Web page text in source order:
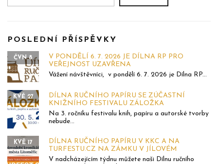
POSLEDNÍ PŘÍSPĚVKY
V PONDĚLÍ 6. 7. 2026 JE DÍLNA RP PRO
VEŘEJNOST UZAVŘENA
ČVN 8
Vážení návštěvníci, v pondělí 6. 7. 2026 je Dílna RP...
DÍLNA RUČNÍHO PAPÍRU SE ZÚČASTNÍ
KNIŽNÍHO FESTIVALU ZÁLOŽKA
KVĚ 27
Na 3. ročníku festivalu knih, papíru a autorské tvorby
nebude...
DÍLNA RUČNÍHO PAPÍRU V KKC A NA
TURFESTU.CZ NA ZÁMKU V JÍLOVÉM
KVĚ 17
V nadcházejícím týdnu můžete naši Dílnu ručního